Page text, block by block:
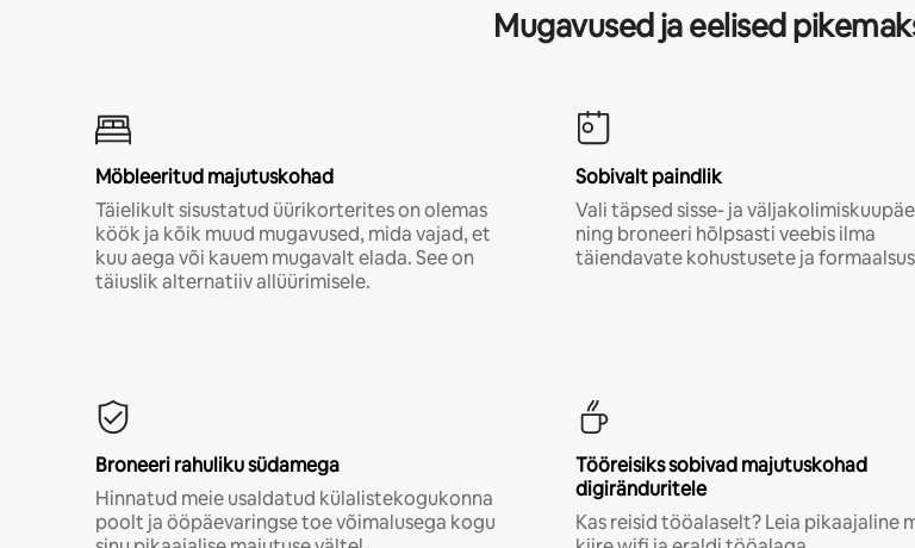
Mugavused ja eelised
Möbleeritud majutuskohad
Täielikult sisustatud üürikorterites on olemas
köök ja kõik muud mugavused, mida vajad, et
kuu aega või kauem mugavalt elada. See on
täiuslik alternatiiv allüürimisele.
Sobivalt paindlik
Vali täpsed sisse- ja
ning broneeri hõlpsasti veebis ilma
täiendavate kohustusete ja
Broneeri rahuliku südamega
Hinnatud meie usaldatud külalistekogukonna
poolt ja ööpäevaringse toe võimalusega kogu
Tööreisiks sobivad majutuskohad
digiränduritele
Kas reisid tööalaselt? Leia pikaajaline